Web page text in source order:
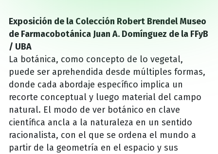
Exposición de la Colección Robert Brendel Museo
de Farmacobotánica Juan A. Domínguez de la FFyB
/ UBA
La botánica, como concepto de lo vegetal,
puede ser aprehendida desde múltiples formas,
donde cada abordaje específico implica un
recorte conceptual y luego material del campo
natural. El modo de ver botánico en clave
científica ancla a la naturaleza en un sentido
racionalista, con el que se ordena el mundo a
partir de la geometría en el espacio y sus